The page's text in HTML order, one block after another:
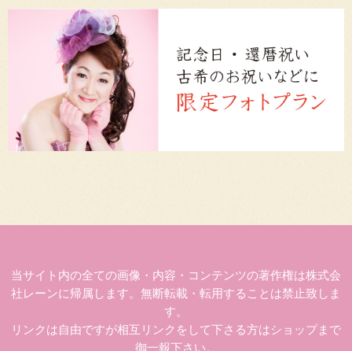
当サイト内の全ての画像・内容・コンテンツの著作権は株式会
社レーンに帰属します。無断転載・転用することは禁止致しま
す。
リンクは自由ですが相互リンクをして下さる方はショップまで
御一報下さい。